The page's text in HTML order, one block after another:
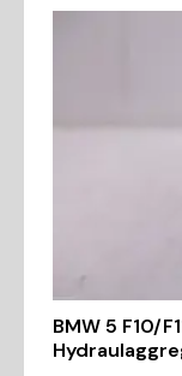
BMW 5 F10/